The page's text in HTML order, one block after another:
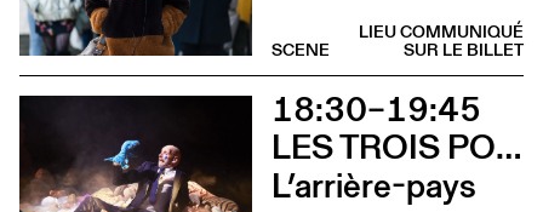
LIEU COMMUNIQUÉ
SUR LE BILLET
SCENE
18:30–19:45
LES TROIS POINTS DE SUSPENSION & 3615 DAKOTA
L’arrière-pays